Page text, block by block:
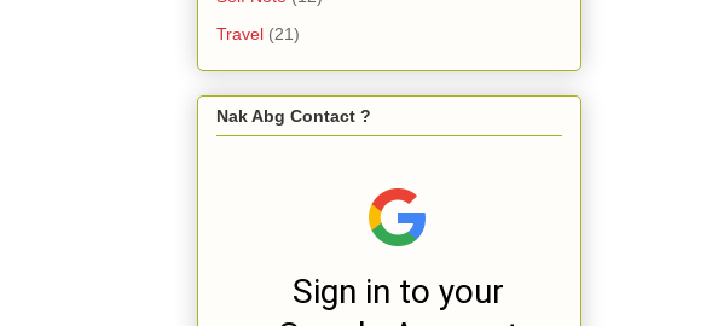
Travel (21)
Nak Abg Contact ?